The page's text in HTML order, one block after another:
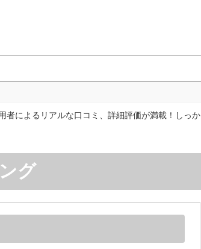
者によるリアルな口コミ、詳細評価が満載！しっか
グ